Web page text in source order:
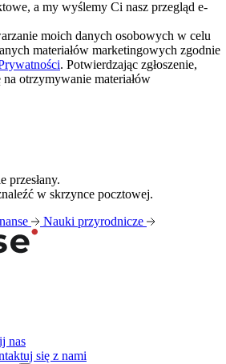
a my wyślemy Ci nasz przegląd e-
moich danych osobowych w celu
materiałów marketingowych zgodnie
. Potwierdzając zgłoszenie,
otrzymywanie materiałów
przesłany.
w skrzynce pocztowej.
Nauki przyrodnicze
nas
się z nami